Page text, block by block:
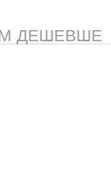
ДЕШЕВШЕ